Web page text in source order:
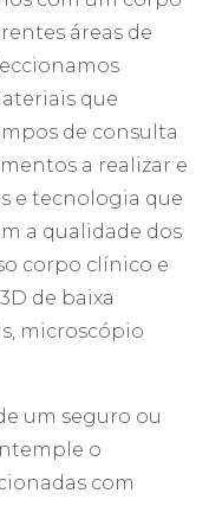
áreas de
que
de consulta
a realizar e
e tecnologia que
a qualidade dos
corpo clínico e
de baixa
microscópio
um seguro ou
o
com